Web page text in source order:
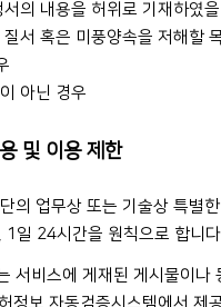
의 내용을 허위로 기재하였
서 혹은 미풍양속을 저해할
아닌 경우
및 이용 제한
의 업무상 또는 기술상 특별한
1일 24시간을 원칙으로 합니다.
서비스에 게재된 게시물이나
정보 자동검증시스템에서 제